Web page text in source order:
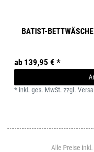
BATIST-
ab 139,95 € *
* inkl. ges. MwSt. zzgl.
Alle Preise